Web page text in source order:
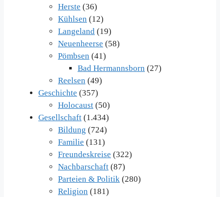
Herste (36)
Kühlsen (12)
Langeland (19)
Neuenheerse (58)
Pömbsen (41)
Bad Hermannsborn (27)
Reelsen (49)
Geschichte (357)
Holocaust (50)
Gesellschaft (1.434)
Bildung (724)
Familie (131)
Freundeskreise (322)
Nachbarschaft (87)
Parteien & Politik (280)
Religion (181)